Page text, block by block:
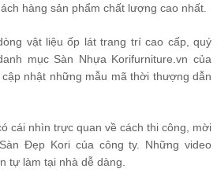
hàng sản phẩm chất lượng cao nhất.
vật liệu ốp lát trang trí cao cấp, quý
mục Sàn Nhựa Korifurniture.vn của
nhật những mẫu mã thời thượng dẫn
cái nhìn trực quan về cách thi công, mời
Đẹp Koricủa công ty. Những video
tự làm tại nhà dễ dàng.